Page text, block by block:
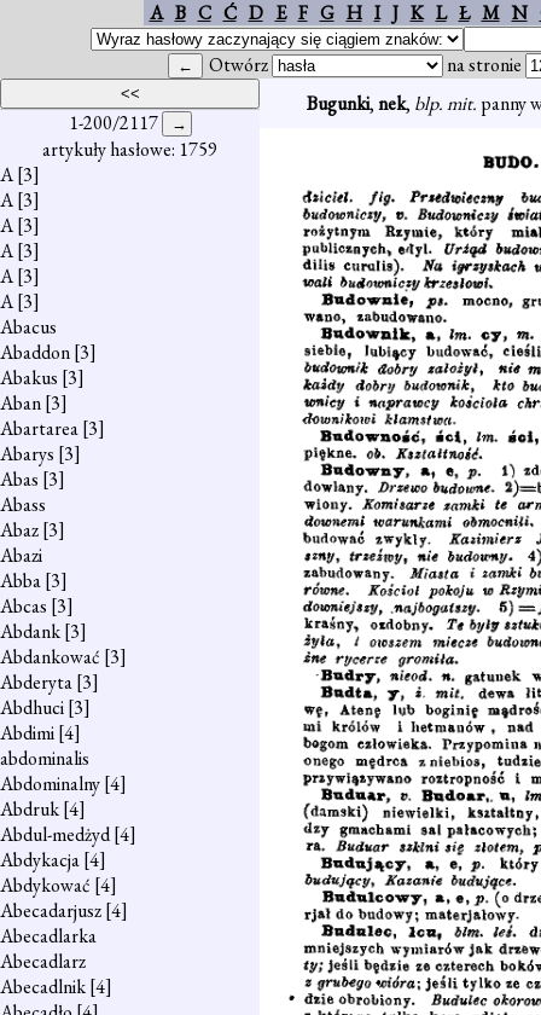
A B C Ć D E F G H I J K L Ł M N
Otwórz na stronie
1-200/2117
artykuły hasłowe: 1759
A[3]
A[3]
A[3]
A[3]
A[3]
A[3]
Abacus
Abaddon[3]
Abakus [3]
Aban[3]
Abartarea[3]
Abarys [3]
Abas [3]
Abass
Abaz[3]
Abazi
Abba[3]
Abcas [3]
Abdank[3]
Abdankować [3]
Abderyta[3]
Abdhuci[3]
Abdimi[4]
abdominalis
Abdominalny[4]
Abdruk[4]
Abdul-medżyd[4]
Abdykacja[4]
Abdykować [4]
Abecadarjusz[4]
Abecadlarka
Abecadlarz
Abecadlnik[4]
Bugunki,nek, blp. mit. panny